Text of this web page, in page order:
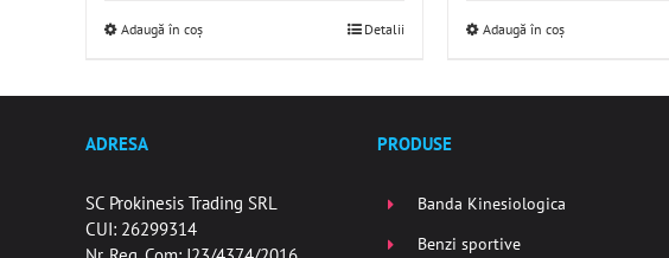
Adaugă în coș Detalii Adaugă în coș
ADRESA
SC Prokinesis Trading SRL
CUI: 26299314
PRODUSE
Banda Kinesiologica
Benzi sportive